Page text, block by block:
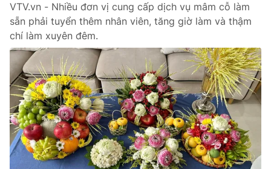
Phim VTV
Hậu trường
Nhân vật
Khán giả
Giải sao mai
Giải trí
Điện ảnh
Âm nhạc
Sao
Đời sống
Du lịch
Làm đẹp
Chất lượng cuộc sống
Giáo dục
Tuyển sinh
Học trực tuyến
Công nghệ
Hitech Công nghệ tương lai
Giao lưu trực tuyến
VTV.vn - Nhiều đơn vị cung cấp dịch vụ mâm cỗ làm
sẵn phải tuyển thêm nhân viên, tăng giờ làm và thậm
chí làm xuyên đêm.